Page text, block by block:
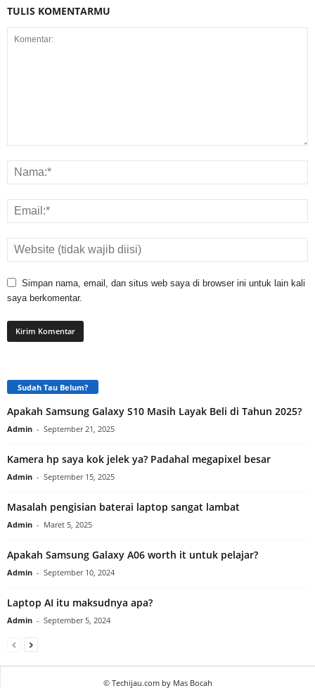
TULIS KOMENTARMU
Simpan nama, email, dan situs web saya di browser ini untuk lain kali
saya berkomentar.
Sudah Tau Belum?
Apakah Samsung Galaxy S10 Masih Layak Beli di Tahun 2025?
Admin - September 21, 2025
Kamera hp saya kok jelek ya? Padahal megapixel besar
Admin - September 15, 2025
Masalah pengisian baterai laptop sangat lambat
Admin - Maret 5, 2025
Apakah Samsung Galaxy A06 worth it untuk pelajar?
Admin - September 10, 2024
Laptop AI itu maksudnya apa?
Admin - September 5, 2024
© Techijau.com by Mas Bocah